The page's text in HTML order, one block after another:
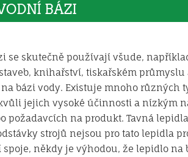
BÁZI
se skutečně používají všude,
knihařství, tiskařském průmyslu
bázi vody. Existuje mnoho různých
jejich vysoké účinnosti a nízkým
požadavcích na produkt. Tavná
strojů nejsou pro tato lepidla
někdy je výhodou, že lepidlo